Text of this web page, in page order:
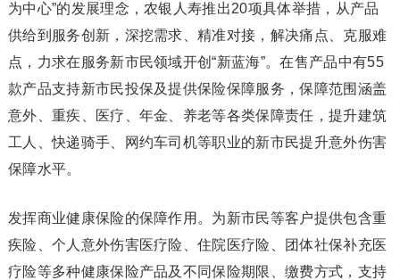
为中心”的发展理念，农银人寿推出20项具体举措，从产品
供给到服务创新，深挖需求、精准对接，解决痛点、克服难
点，力求在服务新市民领域开创“新蓝海”。在售产品中有55
款产品支持新市民投保及提供保险保障服务，保障范围涵盖
意外、重疾、医疗、年金、养老等各类保障责任，提升建筑
工人、快递骑手、网约车司机等职业的新市民提升意外伤害
保障水平。
发挥商业健康保险的保障作用。为新市民等客户提供包含重
疾险、个人意外伤害医疗险、住院医疗险、团体社保补充医
疗险等多种健康保险产品及不同保险期限、缴费方式，支持